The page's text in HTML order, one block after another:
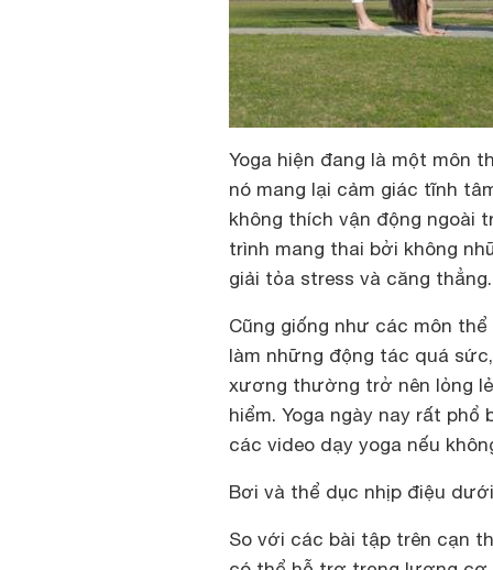
Yoga hiện đang là một môn
nó mang lại cảm giác tĩnh
không thích vận động ngoài
trình mang thai bởi không
giải tỏa stress và căng thẳng.
Cũng giống như các môn
làm những động tác quá
xương thường trở nên lỏng
hiểm. Yoga ngày nay rất
các video dạy yoga nếu
Bơi và thể dục nhịp điệu
So với các bài tập trên cạn